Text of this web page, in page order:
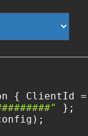
{ ClientId =